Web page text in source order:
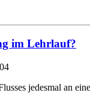
im Lehrlauf?
jedesmal an